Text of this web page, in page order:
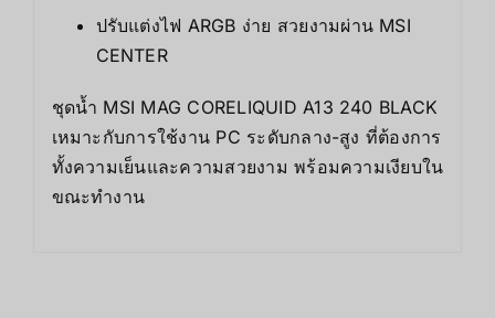
ปรับแต่งไฟ ARGB ง่าย สวยงามผ่าน MSI
CENTER
ชุดน้ำ MSI MAG CORELIQUID A13 240 BLACK
เหมาะกับการใช้งาน PC ระดับกลาง-สูง ที่ต้องการ
ทั้งความเย็นและความสวยงาม พร้อมความเงียบใน
ขณะทำงาน